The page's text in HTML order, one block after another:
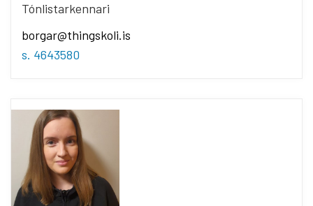
Tónlistarkennari
borgar@thingskoli.is
s. 4643580